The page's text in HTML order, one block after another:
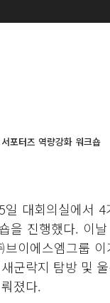
포터즈 역량강화 워크숍
일 대회의실에서
을 진행했다. 이
이에스엠그룹
군락지 탐방 및
졌다.